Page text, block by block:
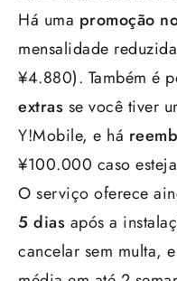
Há uma promoção
mensalidade
¥4.880). Também é
extras se você tiver
Y!Mobile, e há
¥100.000 caso
O serviço oferece
5 dias após a
cancelar sem multa,